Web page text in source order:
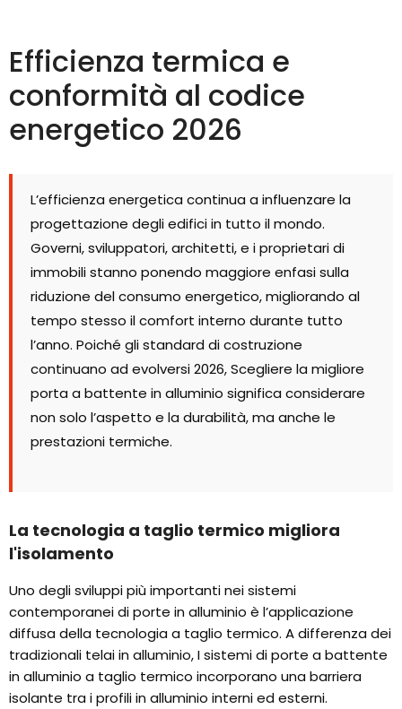
Efficienza termica e
conformità al codice
energetico 2026
L’efficienza energetica continua a influenzare la
progettazione degli edifici in tutto il mondo.
Governi, sviluppatori, architetti, e i proprietari di
immobili stanno ponendo maggiore enfasi sulla
riduzione del consumo energetico, migliorando al
tempo stesso il comfort interno durante tutto
l’anno. Poiché gli standard di costruzione
continuano ad evolversi 2026, Scegliere la migliore
porta a battente in alluminio significa considerare
non solo l’aspetto e la durabilità, ma anche le
prestazioni termiche.
La tecnologia a taglio termico migliora
l'isolamento
Uno degli sviluppi più importanti nei sistemi
contemporanei di porte in alluminio è l’applicazione
diffusa della tecnologia a taglio termico. A differenza dei
tradizionali telai in alluminio, I sistemi di porte a battente
in alluminio a taglio termico incorporano una barriera
isolante tra i profili in alluminio interni ed esterni.